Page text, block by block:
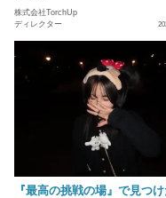
株式会社TorchUp
ディレクター
『最高の挑戦の場』で見つけ